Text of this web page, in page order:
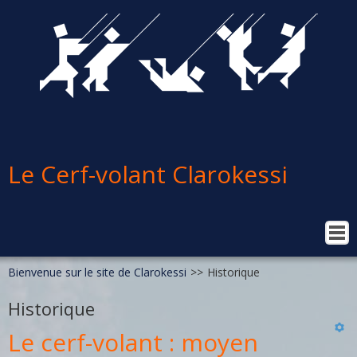
Le Cerf-volant Clarokessi
En images
Ateliers
Ateliers pour enfants
Bienvenue sur le site de Clarokessi >> Historique
Historique
Le cerf-volant : moyen